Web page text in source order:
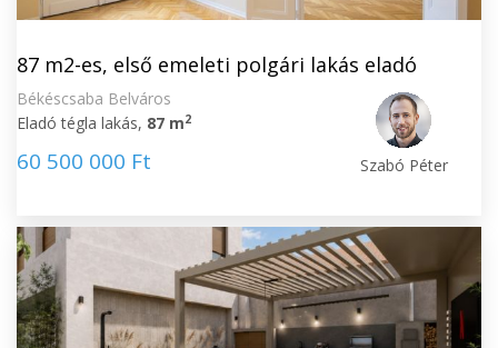
87 m2-es, első emeleti polgári lakás eladó
Békéscsaba Belváros
Eladó tégla lakás, 87 m2
60 500 000 Ft Szabó Péter